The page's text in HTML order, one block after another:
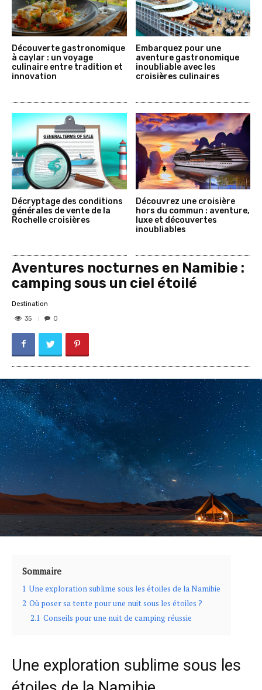
Découverte gastronomique
à caylar : un voyage
culinaire entre tradition et
innovation
Embarquez pour une
aventure gastronomique
inoubliable avec les
croisières culinaires
Décryptage des conditions
générales de vente de la
Rochelle croisières
Découvrez une croisière
hors du commun : aventure,
luxe et découvertes
inoubliables